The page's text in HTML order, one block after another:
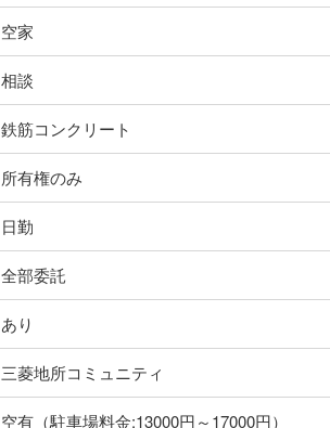
空家
相談
鉄筋コンクリート
所有権のみ
日勤
全部委託
あり
三菱地所コミュニティ
空有（駐車場料金:13000円～17000円）